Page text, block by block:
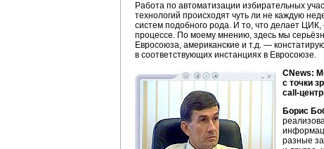
Работа по автоматизации избирательных
технологий происходят чуть ли не каждую
систем подобного рода. И то, что делает
процессе. По моему мнению, здесь мы
Евросоюза, американские и т.д. —
в соответствующих инстанциях в Евросоюзе.
CNews:
с точки
call-
Борис
разные